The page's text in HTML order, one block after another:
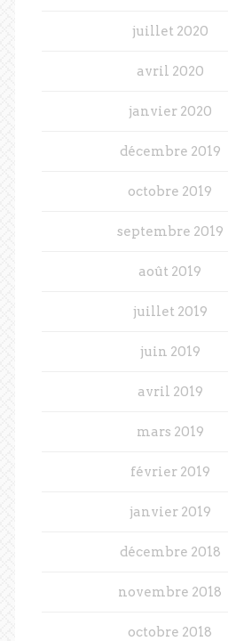
juillet 2020
avril 2020
janvier 2020
décembre 2019
octobre 2019
septembre 2019
août 2019
juillet 2019
juin 2019
avril 2019
mars 2019
février 2019
janvier 2019
décembre 2018
novembre 2018
octobre 2018